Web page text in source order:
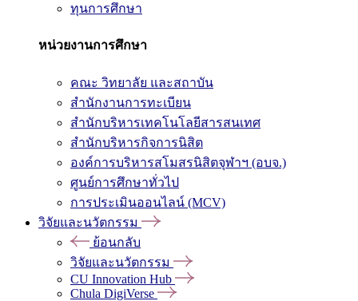
ทุนการศึกษา
หน่วยงานการศึกษา
คณะ วิทยาลัย และสถาบัน
สำนักงานการทะเบียน
สำนักบริหารเทคโนโลยีสารสนเทศ
สำนักบริหารกิจการนิสิต
องค์การบริหารสโมสรนิสิตจุฬาฯ (อบจ.)
ศูนย์การศึกษาทั่วไป
การประเมินออนไลน์ (MCV)
วิจัยและนวัตกรรม
ย้อนกลับ
วิจัยและนวัตกรรม
CU Innovation Hub
Chula DigiVerse